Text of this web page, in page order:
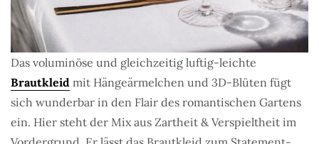
Das voluminöse und gleichzeitig luftig-leichte
Brautkleid mit Hängeärmelchen und 3D-Blüten fügt
sich wunderbar in den Flair des romantischen Gartens
ein. Hier steht der Mix aus Zartheit & Verspieltheit im